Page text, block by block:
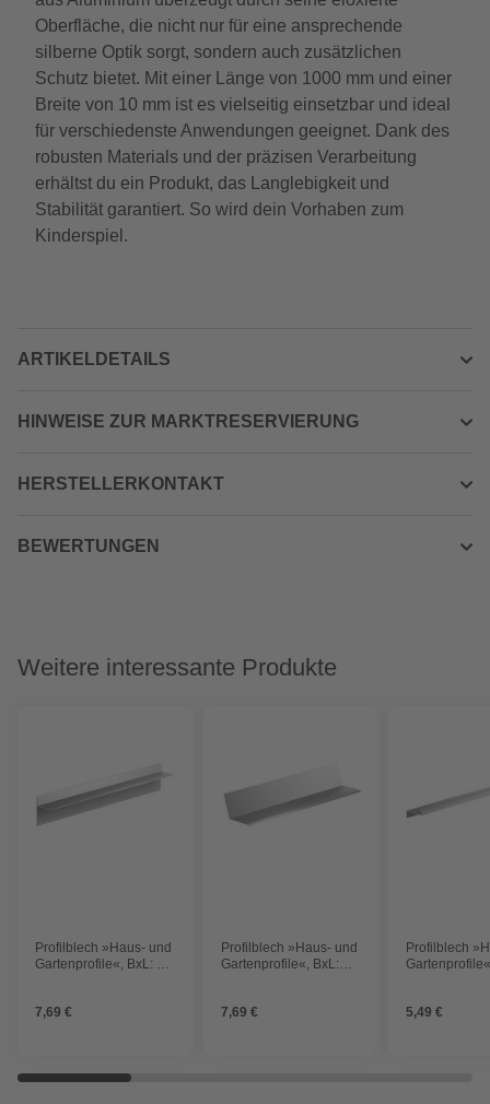
Oberfläche, die nicht nur für eine ansprechende
silberne Optik sorgt, sondern auch zusätzlichen
Schutz bietet. Mit einer Länge von 1000 mm und einer
Breite von 10 mm ist es vielseitig einsetzbar und ideal
für verschiedenste Anwendungen geeignet. Dank des
robusten Materials und der präzisen Verarbeitung
erhältst du ein Produkt, das Langlebigkeit und
Stabilität garantiert. So wird dein Vorhaben zum
Kinderspiel.
ARTIKELDETAILS
HINWEISE ZUR MARKTRESERVIERUNG
HERSTELLERKONTAKT
BEWERTUNGEN
Weitere interessante Produkte
Profilblech »Haus- und
Gartenprofile«, BxL: 85
7,69 €
Profilblech »Haus- und
Gartenprofile«, BxL:
7,69 €
Profilblech
5,49 €